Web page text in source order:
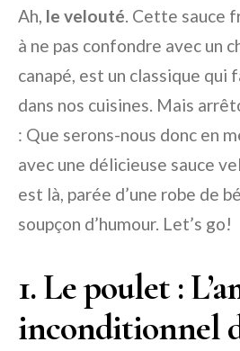
Ah, le velouté. Cette sauce
à ne pas confondre avec un
canapé, est un classique
dans nos cuisines. Mais
: Que serons-nous donc en
avec une délicieuse sauce
est là, parée d’une robe de
soupçon d’humour. Let’s go!
1. Le poulet :
inconditionnel